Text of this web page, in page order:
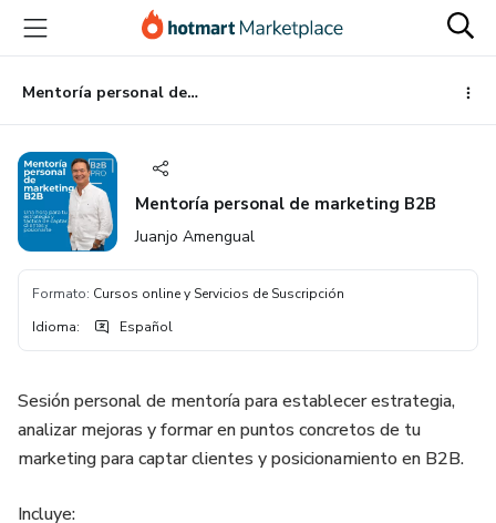
principal
página
de
página
Mentoría personal de marketing B2B
Mentoría personal de marketing B2B
Juanjo Amengual
Formato: Cursos online y Servicios de Suscripción
Idioma: Español
Sesión personal de mentoría para establecer estrategia,
analizar mejoras y formar en puntos concretos de tu
marketing para captar clientes y posicionamiento en B2B.
Incluye: